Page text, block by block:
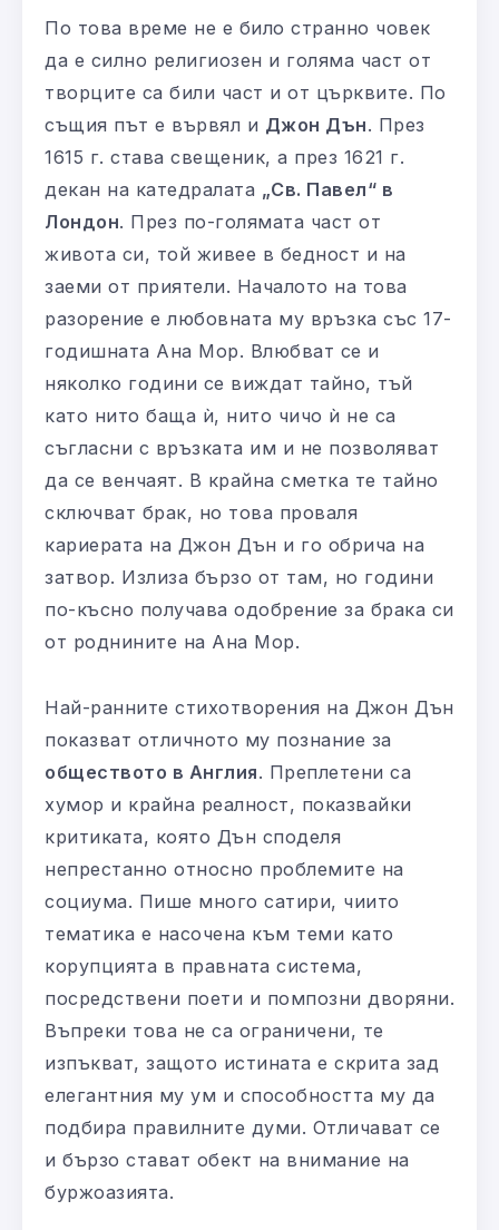
По това време не е било странно човек
да е силно религиозен и голяма част от
творците са били част и от църквите. По
същия път е вървял и Джон Дън. През
1615 г. става свещеник, а през 1621 г.
декан на катедралата „Св. Павел“ в
Лондон. През по-голямата част от
живота си, той живее в бедност и на
заеми от приятели. Началото на това
разорение е любовната му връзка със 17-
годишната Ана Мор. Влюбват се и
няколко години се виждат тайно, тъй
като нито баща ѝ, нито чичо ѝ не са
съгласни с връзката им и не позволяват
да се венчаят. В крайна сметка те тайно
сключват брак, но това проваля
кариерата на Джон Дън и го обрича на
затвор. Излиза бързо от там, но години
по-късно получава одобрение за брака си
от роднините на Ана Мор.
Най-ранните стихотворения на Джон Дън
показват отличното му познание за
обществото в Англия. Преплетени са
хумор и крайна реалност, показвайки
критиката, която Дън споделя
непрестанно относно проблемите на
социума. Пише много сатири, чиито
тематика е насочена към теми като
корупцията в правната система,
посредствени поети и помпозни дворяни.
Въпреки това не са ограничени, те
изпъкват, защото истината е скрита зад
елегантния му ум и способността му да
подбира правилните думи. Отличават се
и бързо стават обект на внимание на
буржоазията.